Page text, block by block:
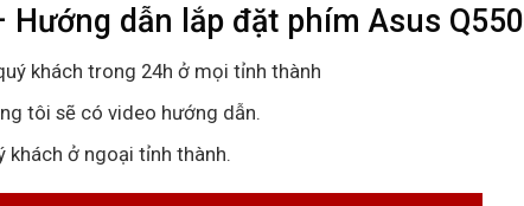
Hướng dẫn lắp đặt phím Asus Q550
khách trong 24h ở mọi tỉnh thành
tôi sẽ có video hướng dẫn.
khách ở ngoại tỉnh thành.